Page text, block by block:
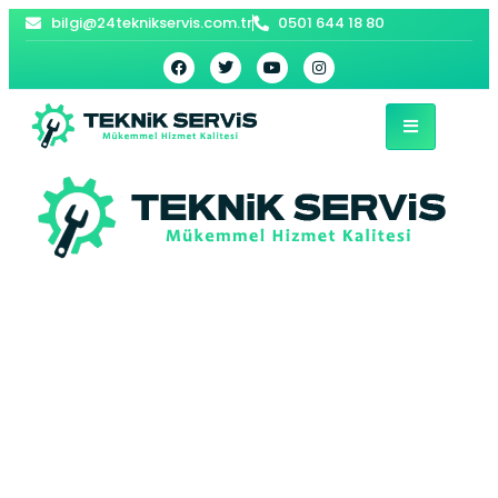
bilgi@24teknikservis.com.tr 0501 644 18 80